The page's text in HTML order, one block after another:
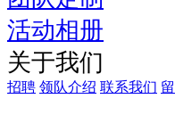
活动相册
关于我们
招聘 领队介绍 联系我们